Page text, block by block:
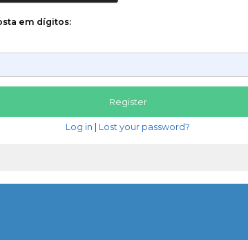
em dígitos:
Log in Lost your password?